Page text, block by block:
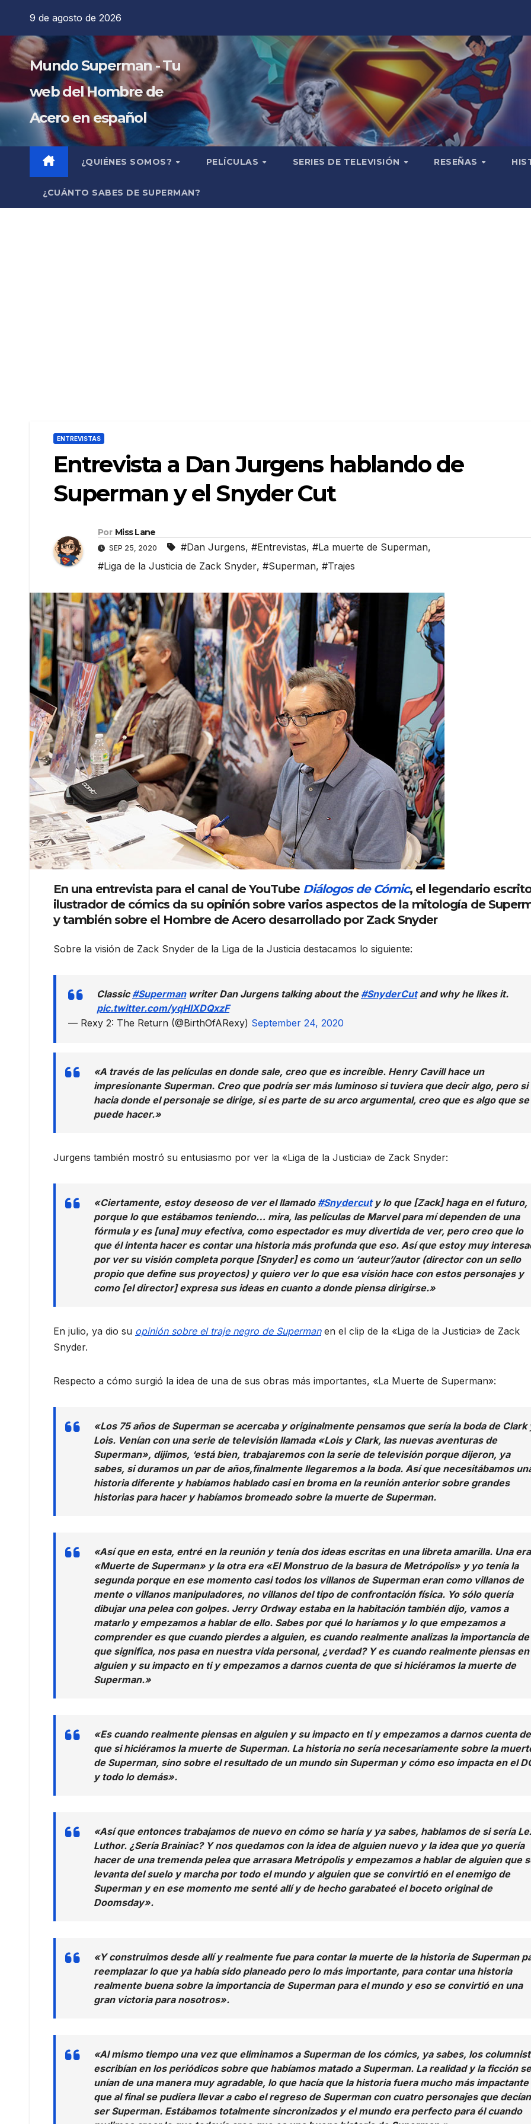
contenido
9 de agosto de 2026
Mundo Superman - Tu
web del Hombre de
Acero en español
¿QUIÉNES SOMOS? PELÍCULAS SERIES DE TELEVISIÓN RESEÑAS
¿CUÁNTO SABES DE SUPERMAN?
ENTREVISTAS
Entrevista a Dan Jurgens hablando de
Superman y el Snyder Cut
Por Miss Lane
SEP 25, 2020 #Dan Jurgens, #Entrevistas, #La muerte de Superman,
#Liga de la Justicia de Zack Snyder, #Superman, #Trajes
En una entrevista para el canal de YouTube Diálogos de Cómic, el legendario
ilustrador de cómics da su opinión sobre varios aspectos de la mitología de
y también sobre el Hombre de Acero desarrollado por Zack Snyder
Sobre la visión de Zack Snyder de la Liga de la Justicia destacamos lo siguiente:
Classic#Supermanwriter Dan Jurgens talking about the #SnyderCutand why he likes it.
pic.twitter.com/yqHlXDQxzF
— Rexy 2: The Return (@BirthOfARexy) September 24, 2020
«A través de las películas en donde sale, creo que es increíble. Henry Cavill hace un
impresionante Superman. Creo que podría ser más luminoso si tuviera que decir algo, pero si
hacia donde el personaje se dirige, si es parte de su arco argumental, creo que es algo que se
puede hacer.»
Jurgens también mostró su entusiasmo por ver la «Liga de la Justicia» de Zack Snyder:
«Ciertamente, estoy deseoso de ver el llamado #Snydercuty lo que [Zack] haga en el futuro,
porque lo que estábamos teniendo… mira, las películas de Marvel para mí dependen de una
fórmula y es [una] muy efectiva, como espectador es muy divertida de ver, pero creo que lo
que él intenta hacer es contar una historia más profunda que eso. Así que estoy muy
por ver su visión completa porque [Snyder] es como un ‘auteur’/autor (director con un sello
propio que define sus proyectos) y quiero ver lo que esa visión hace con estos personajes y
como [el director] expresa sus ideas en cuanto a donde piensa dirigirse.»
En julio, ya dio su opinión sobre el traje negro de Supermanen el clip de la «Liga de la Justicia» de Zack
Snyder.
Respecto a cómo surgió la idea de una de sus obras más importantes, «La Muerte de Superman»:
«Los 75 años de Superman se acercaba y originalmente pensamos que sería la boda de Clark
Lois. Venían con una serie de televisión llamada «Lois y Clark, las nuevas aventuras de
Superman», dijimos, ‘está bien, trabajaremos con la serie de televisión porque dijeron, ya
sabes, si duramos un par de años,finalmente llegaremos a la boda. Así que necesitábamos
historia diferente y habíamos hablado casi en broma en la reunión anterior sobre grandes
historias para hacer y habíamos bromeado sobre la muerte de Superman.
«Así que en esta, entré en la reunión y tenía dos ideas escritas en una libreta amarilla. Una era
«Muerte de Superman» y la otra era «El Monstruo de la basura de Metrópolis» y yo tenía la
segunda porque en ese momento casi todos los villanos de Superman eran como villanos de
mente o villanos manipuladores, no villanos del tipo de confrontación física. Yo sólo quería
dibujar una pelea con golpes. Jerry Ordway estaba en la habitación también dijo, vamos a
matarlo y empezamos a hablar de ello. Sabes por qué lo haríamos y lo que empezamos a
comprender es que cuando pierdes a alguien, es cuando realmente analizas la importancia de
que significa, nos pasa en nuestra vida personal, ¿verdad? Y es cuando realmente piensas en
alguien y su impacto en ti y empezamos a darnos cuenta de que si hiciéramos la muerte de
Superman.»
«Es cuando realmente piensas en alguien y su impacto en ti y empezamos a darnos cuenta de
que si hiciéramos la muerte de Superman. La historia no sería necesariamente sobre la
de Superman, sino sobre el resultado de un mundo sin Superman y cómo eso impacta en el
y todo lo demás».
«Así que entonces trabajamos de nuevo en cómo se haría y ya sabes, hablamos de si sería
Luthor. ¿Sería Brainiac? Y nos quedamos con la idea de alguien nuevo y la idea que yo quería
hacer de una tremenda pelea que arrasara Metrópolis y empezamos a hablar de alguien que
levanta del suelo y marcha por todo el mundo y alguien que se convirtió en el enemigo de
Superman y en ese momento me senté allí y de hecho garabateé el boceto original de
Doomsday».
«Y construimos desde allí y realmente fue para contar la muerte de la historia de Superman
reemplazar lo que ya había sido planeado pero lo más importante, para contar una historia
realmente buena sobre la importancia de Superman para el mundo y eso se convirtió en una
gran victoria para nosotros».
«Al mismo tiempo una vez que eliminamos a Superman de los cómics, ya sabes, los
escribían en los periódicos sobre que habíamos matado a Superman. La realidad y la ficción se
unían de una manera muy agradable, lo que hacía que la historia fuera mucho más impactante
que al final se pudiera llevar a cabo el regreso de Superman con cuatro personajes que decían
ser Superman. Estábamos totalmente sincronizados y el mundo era perfecto para él cuando